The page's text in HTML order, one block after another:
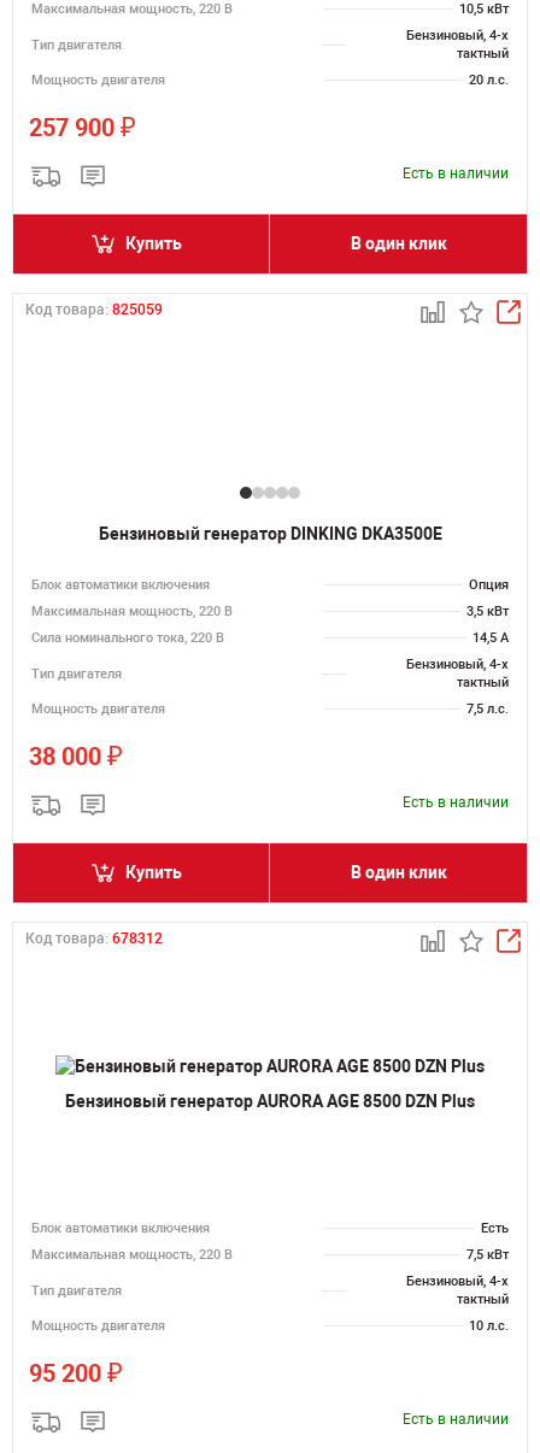
Максимальная мощность, 220 В
10,5 кВт
Тип двигателя
Бензиновый, 4-х
тактный
Мощность двигателя
20 л.с.
257 900 ₽
Есть в наличии
Купить В один клик
Код товара: 825059
Бензиновый генератор DINKING DKA3500E
Блок автоматики включения
Опция
Максимальная мощность, 220 В
3,5 кВт
Сила номинального тока, 220 В
14,5 А
Тип двигателя
Бензиновый, 4-х
тактный
Мощность двигателя
7,5 л.с.
38 000 ₽
Есть в наличии
Купить В один клик
Код товара: 678312
Бензиновый генератор AURORA AGE 8500 DZN Plus
Блок автоматики включения
Есть
Максимальная мощность, 220 В
7,5 кВт
Тип двигателя
Бензиновый, 4-х
тактный
Мощность двигателя
10 л.с.
95 200 ₽
Есть в наличии